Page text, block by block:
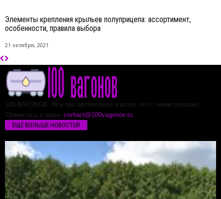
Элементы крепления крыльев полуприцепа: ассортимент,
особенности, правила выбора
21 октября, 2021
100 ВАГОНОВ. Все про автомобили и всем, что с ними связано!
Свяжитесь с нами: contact@100vagonov.ru
ЕЩЁ БОЛЬШЕ НОВОСТЕЙ